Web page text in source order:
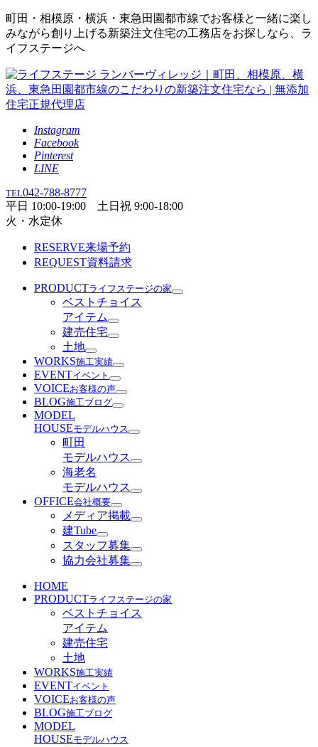
町田・相模原・横浜・東急田園都市線でお客様と一緒に楽し
みながら創り上げる新築注文住宅の工務店をお探しなら、ラ
イフステージへ
Instagram
Facebook
Pinterest
LINE
TEL042-788-8777
平日 10:00-19:00 土日祝 9:00-18:00
火・水定休
RESERVE来場予約
REQUEST資料請求
PRODUCTライフステージの家
ベストチョイス
アイテム
建売住宅
土地
WORKS施工実績
EVENTイベント
VOICEお客様の声
BLOG施工ブログ
MODEL
HOUSEモデルハウス
町田
モデルハウス
海老名
モデルハウス
OFFICE会社概要
メディア掲載
建Tube
スタッフ募集
協力会社募集
HOME
PRODUCTライフステージの家
ベストチョイス
アイテム
建売住宅
土地
WORKS施工実績
EVENTイベント
VOICEお客様の声
BLOG施工ブログ
MODEL
HOUSEモデルハウス